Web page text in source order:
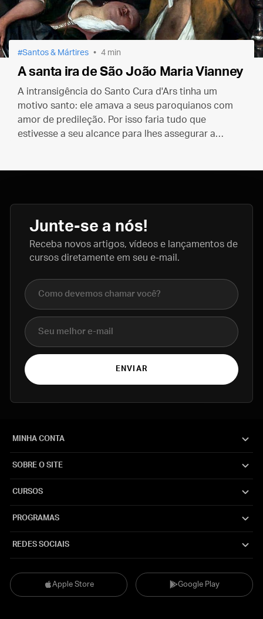
Santos & Mártires 4 min
A santa ira de São João Maria Vianney
A intransigência do Santo Cura d'Ars tinha um
motivo santo: ele amava a seus paroquianos com
amor de predileção. Por isso faria tudo que
estivesse a seu alcance para lhes assegurar a
Junte-se a nós!
Receba novos artigos, vídeos e lançamentos de
cursos diretamente em seu e-mail.
Nome completo
E-mail
ENVIAR
Apple Store Google Play
MINHA CONTA
SOBRE O SITE
CURSOS
PROGRAMAS
REDES SOCIAIS